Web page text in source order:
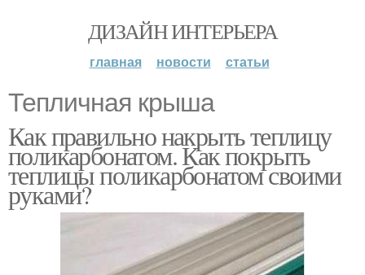
ДИЗАЙН ИНТЕРЬЕРА
главная новости статьи
Тепличная крыша
Как правильно накрыть теплицу
поликарбонатом. Как покрыть
теплицы поликарбонатом своими
руками?